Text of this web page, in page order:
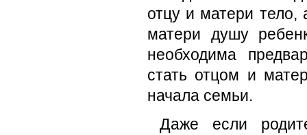
отцу и матери тело,
матери душу
необходима
стать отцом и
начала семьи.
Даже если